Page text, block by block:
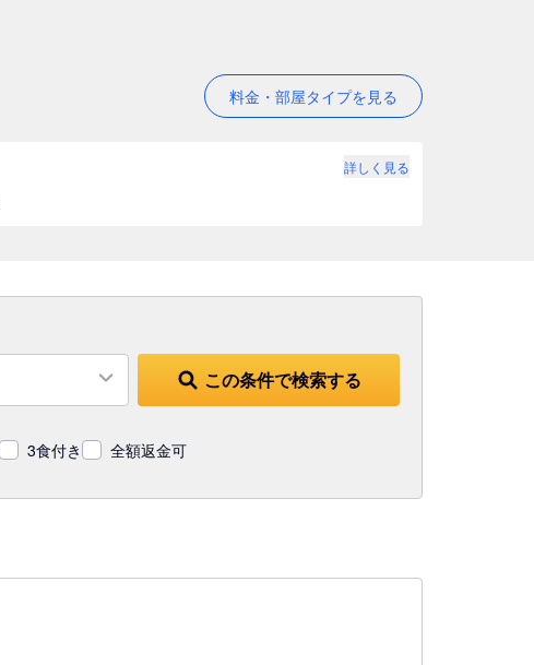
料金・部屋タイプを見る
詳しく見る
この条件で検索する
3食付き 全額返金可